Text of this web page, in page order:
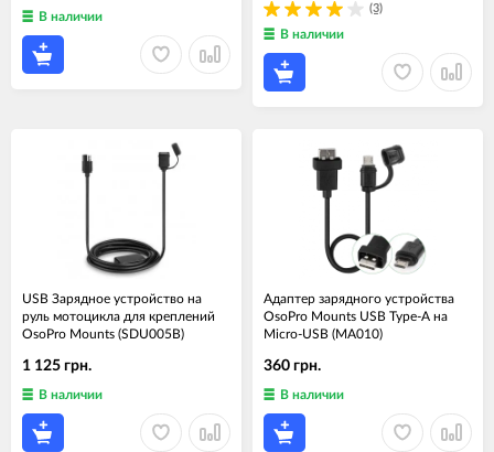
В наличии
(3)
В наличии
USB Зарядное устройство на
руль мотоцикла для креплений
OsoPro Mounts (SDU005B)
1 125 грн.
В наличии
Адаптер зарядного устройства
OsoPro Mounts USB Type-A на
Micro-USB (MA010)
360 грн.
В наличии